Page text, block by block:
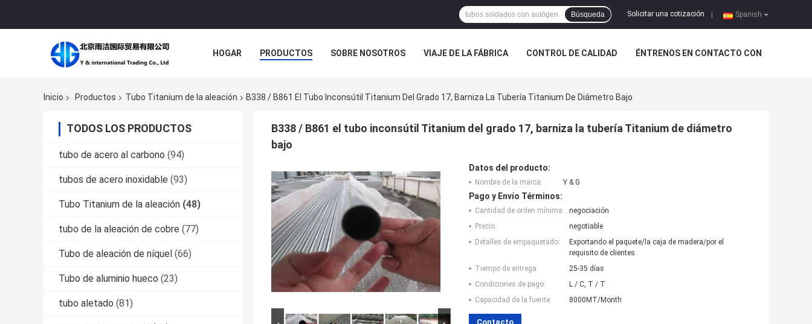
Spanish
Solicitar una cotización
Búsqueda
HOGAR PRODUCTOS SOBRE NOSOTROS VIAJE DE LA FÁBRICA CONTROL DE CALIDAD ÉNTRENOS EN CONTACTO CON
Inicio
Productos Tubo Titanium de la aleación B338 / B861 El Tubo Inconsútil Titanium Del Grado 17, Barniza La Tubería Titanium De Diámetro Bajo
TODOS LOS PRODUCTOS
tubo de acero al carbono (94)
tubos de acero inoxidable (93)
Tubo Titanium de la aleación (48)
tubo de la aleación de cobre (77)
Tubo de aleación de níquel (66)
Tubo de aluminio hueco (23)
tubo aletado (81)
B338 / B861 el tubo inconsútil Titanium del grado 17, barniza la tubería Titanium de diámetro
bajo
Datos del producto:
Nombre de la marca: Y & G
Pago y Envío Términos:
Cantidad de orden mínima:
negociación
Precio:
negotiable
Detalles de empaquetado:
Exportando el paquete/la caja de madera/por el
requisito de clientes
Tiempo de entrega:
25-35 días
Condiciones de pago:
L / C, T / T
Capacidad de la fuente:
8000MT/Month
Contacto